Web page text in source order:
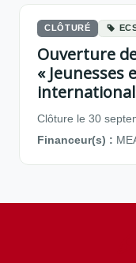
CLÔTURÉ
Ouverture
« Jeunesses
Clôture le 30
Financeur(s) :